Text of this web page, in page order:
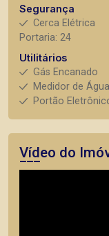
Segurança
Cerca Elétrica
Portaria: 24
Utilitários
Gás Encanado
Medidor de
Portão
Vídeo do